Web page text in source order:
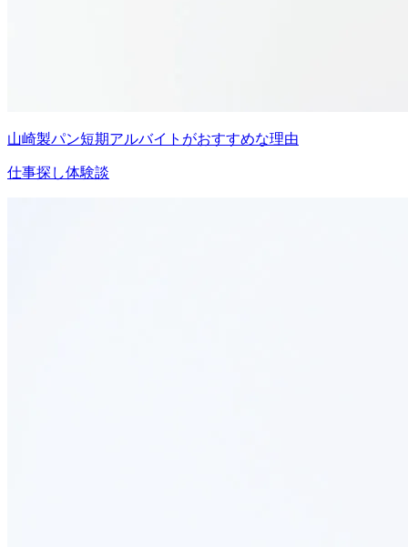
山崎製パン短期アルバイトがおすすめな理由
仕事探し体験談